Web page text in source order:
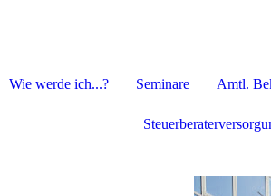
Wie werde ich...? Seminare Amtl.